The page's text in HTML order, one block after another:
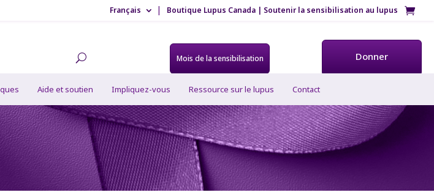
Français Boutique Lupus Canada | Soutenir la sensibilisation au lupus
Mois de la sensibilisation Donner
Aide et soutien Impliquez-vous Ressource sur le lupus Contact